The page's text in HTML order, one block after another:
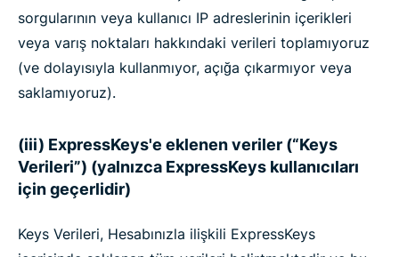
sorgularının veya kullanıcı IP adreslerinin içerikleri
veya varış noktaları hakkındaki verileri toplamıyoruz
(ve dolayısıyla kullanmıyor, açığa çıkarmıyor veya
saklamıyoruz).
(iii) ExpressKeys'e eklenen veriler (“Keys
Verileri”) (yalnızca ExpressKeys kullanıcıları
için geçerlidir)
Keys Verileri, Hesabınızla ilişkili ExpressKeys